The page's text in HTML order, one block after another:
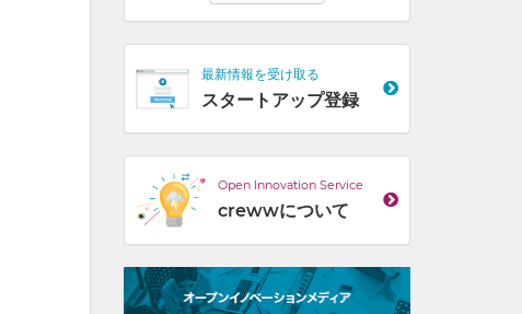
最新情報を受け取る
スタートアップ登録
Open Innovation Service
crewwについて